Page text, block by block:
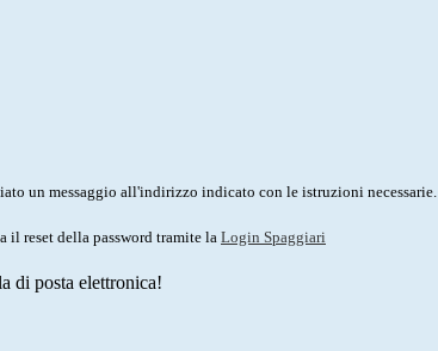
un messaggio all'indirizzo indicato con le istruzioni necessarie.
il reset della password tramite la Login Spaggiari
di posta elettronica!